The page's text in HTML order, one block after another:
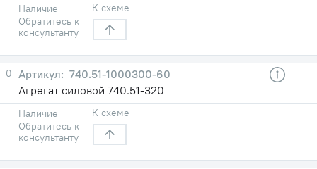
Наличие
Обратитесь к
консультанту
К схеме
0
740.51-1000300-60
Агрегат силовой 740.51-320
Наличие
Обратитесь к
консультанту
К схеме